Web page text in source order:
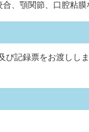
、顎関節、口腔粘膜
記録票をお渡しし